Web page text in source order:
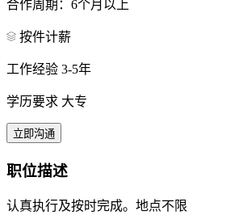
合作周期：6个月以上
按件计薪
工作经验 3-5年
学历要求 大专
立即沟通
职位描述
认真执行及按时完成。地点不限